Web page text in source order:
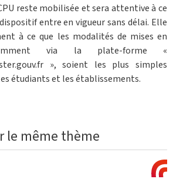
reste mobilisée et sera attentive à ce
entre en vigueur sans délai. Elle
à ce que les modalités de mises en
via la plate-forme «
», soient les plus simples
étudiants et les établissements.
le même thème